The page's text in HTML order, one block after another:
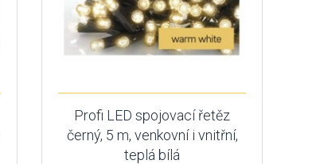
Profi LED spojovací řetěz
černý, 5 m, venkovní i vnitřní,
teplá bílá